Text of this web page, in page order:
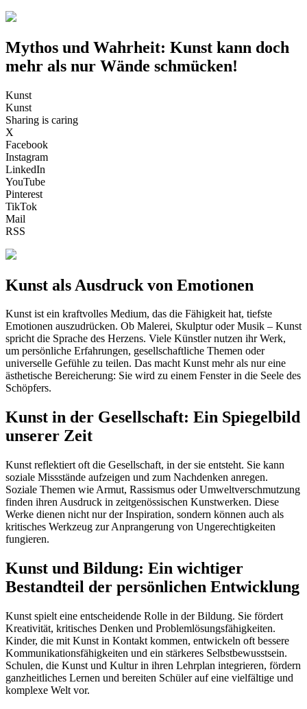
Mythos und Wahrheit: Kunst kann doch
mehr als nur Wände schmücken!
Kunst
Kunst
Sharing is caring
X
Facebook
Instagram
LinkedIn
YouTube
Pinterest
TikTok
Mail
RSS
Kunst als Ausdruck von Emotionen
Kunst ist ein kraftvolles Medium, das die Fähigkeit hat, tiefste
Emotionen auszudrücken. Ob Malerei, Skulptur oder Musik – Kunst
spricht die Sprache des Herzens. Viele Künstler nutzen ihr Werk,
um persönliche Erfahrungen, gesellschaftliche Themen oder
universelle Gefühle zu teilen. Das macht Kunst mehr als nur eine
ästhetische Bereicherung: Sie wird zu einem Fenster in die Seele des
Schöpfers.
Kunst in der Gesellschaft: Ein Spiegelbild
unserer Zeit
Kunst reflektiert oft die Gesellschaft, in der sie entsteht. Sie kann
soziale Missstände aufzeigen und zum Nachdenken anregen.
Soziale Themen wie Armut, Rassismus oder Umweltverschmutzung
finden ihren Ausdruck in zeitgenössischen Kunstwerken. Diese
Werke dienen nicht nur der Inspiration, sondern können auch als
kritisches Werkzeug zur Anprangerung von Ungerechtigkeiten
fungieren.
Kunst und Bildung: Ein wichtiger
Bestandteil der persönlichen Entwicklung
Kunst spielt eine entscheidende Rolle in der Bildung. Sie fördert
Kreativität, kritisches Denken und Problemlösungsfähigkeiten.
Kinder, die mit Kunst in Kontakt kommen, entwickeln oft bessere
Kommunikationsfähigkeiten und ein stärkeres Selbstbewusstsein.
Schulen, die Kunst und Kultur in ihren Lehrplan integrieren, fördern
ganzheitliches Lernen und bereiten Schüler auf eine vielfältige und
komplexe Welt vor.